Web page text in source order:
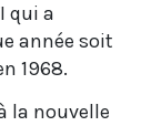
qui a
année soit
1968.
la nouvelle